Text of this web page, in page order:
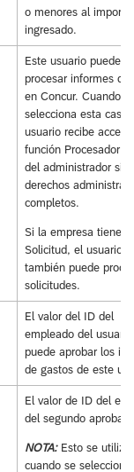
o menores al importe
ingresado.
Este usuario puede
procesar informes de
en Concur. Cuando
selecciona esta
usuario recibe
función Procesador
del administrador sin
derechos
completos.
Si la empresa tiene
Solicitud, el usuario
también puede
solicitudes.
El valor del ID del
empleado del
puede aprobar los
de gastos de este
El valor de ID del
del segundo
NOTA:Esto se utiliza
cuando se selecciona